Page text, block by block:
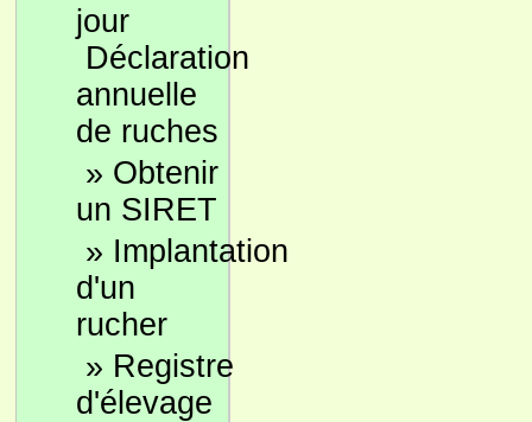
Déclaration
annuelle
de ruches
» Obtenir
un SIRET
» Implantation
d'un
rucher
» Registre
d'élevage